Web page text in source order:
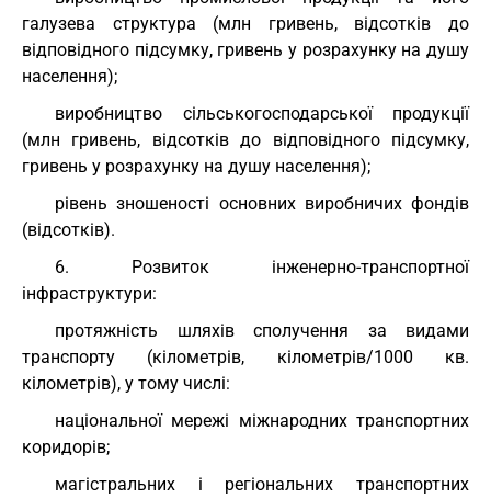
галузева структура (млн гривень, відсотків до
відповідного підсумку, гривень у розрахунку на душу
населення);
виробництво сільськогосподарської продукції
(млн гривень, відсотків до відповідного підсумку,
гривень у розрахунку на душу населення);
рівень зношеності основних виробничих фондів
(відсотків).
6. Розвиток інженерно-транспортної
інфраструктури:
протяжність шляхів сполучення за видами
транспорту (кілометрів, кілометрів/1000 кв.
кілометрів), у тому числі:
національної мережі міжнародних транспортних
коридорів;
магістральних і регіональних транспортних